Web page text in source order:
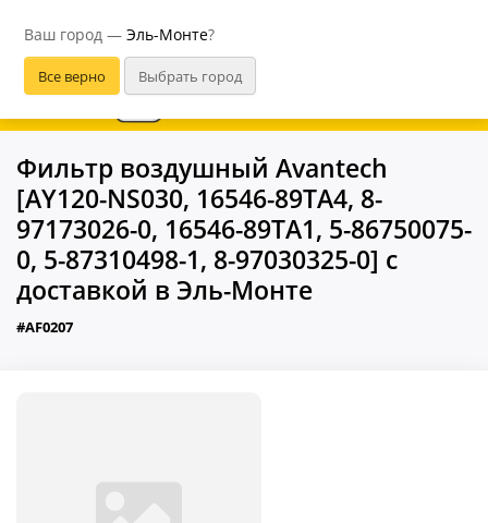
Ваш город — Эль-Монте?
В приложении удобнее
Фильтр воздушный Avantech
[AY120-NS030, 16546-89TA4, 8-
97173026-0, 16546-89TA1, 5-86750075-
0, 5-87310498-1, 8-97030325-0] с
доставкой в Эль-Монте
#AF0207